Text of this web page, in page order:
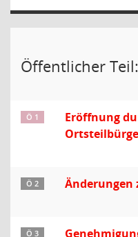
Öffentlicher
Ö 1
Eröffnung
Ö 2 Änderungen
Ö 3